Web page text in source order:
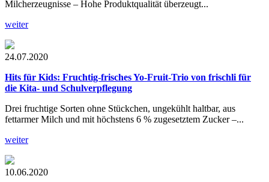
Milcherzeugnisse – Hohe Produktqualität überzeugt...
weiter
24.07.2020
Hits für Kids: Fruchtig-frisches Yo-Fruit-Trio von frischli für
die Kita- und Schulverpflegung
Drei fruchtige Sorten ohne Stückchen, ungekühlt haltbar, aus
fettarmer Milch und mit höchstens 6 % zugesetztem Zucker –...
weiter
10.06.2020